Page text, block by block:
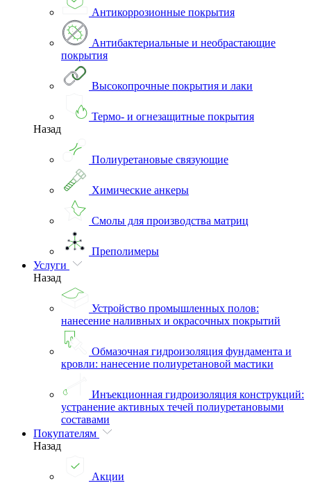
Антикоррозионные покрытия
Антибактериальные и необрастающие
покрытия
Высокопрочные покрытия и лаки
Термо- и огнезащитные покрытия
Назад
Полиуретановые связующие
Химические анкеры
Смолы для производства матриц
Преполимеры
Услуги
Назад
Устройство промышленных полов:
нанесение наливных и окрасочных покрытий
Обмазочная гидроизоляция фундамента и
кровли: нанесение полиуретановой мастики
Инъекционная гидроизоляция конструкций:
устранение активных течей полиуретановыми
составами
Покупателям
Назад
Акции